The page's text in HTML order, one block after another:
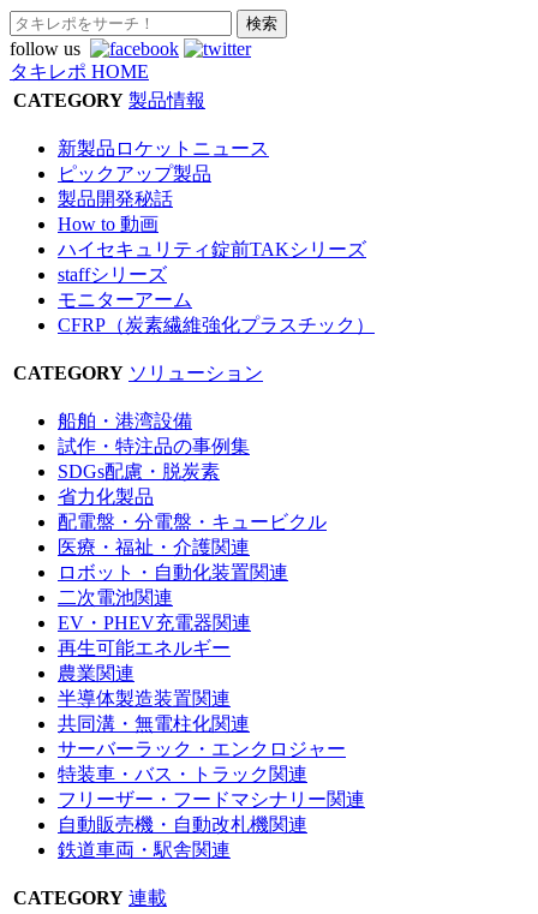
follow us
タキレポ HOME
CATEGORY 製品情報
新製品ロケットニュース
ピックアップ製品
製品開発秘話
How to 動画
ハイセキュリティ錠前TAKシリーズ
staffシリーズ
モニターアーム
CFRP（炭素繊維強化プラスチック）
CATEGORY ソリューション
船舶・港湾設備
試作・特注品の事例集
SDGs配慮・脱炭素
省力化製品
配電盤・分電盤・キュービクル
医療・福祉・介護関連
ロボット・自動化装置関連
二次電池関連
EV・PHEV充電器関連
再生可能エネルギー
農業関連
半導体製造装置関連
共同溝・無電柱化関連
サーバーラック・エンクロジャー
特装車・バス・トラック関連
フリーザー・フードマシナリー関連
自動販売機・自動改札機関連
鉄道車両・駅舎関連
CATEGORY 連載